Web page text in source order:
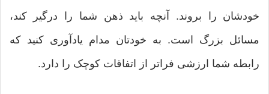
خودشان را بروند. آنچه باید ذهن شما را درگیر کند،
مسائل بزرگ است. به خودتان مدام یادآوری کنید که
رابطه شما ارزشی فراتر از اتفاقات کوچک را دارد.